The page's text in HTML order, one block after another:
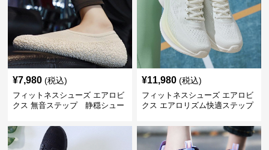
¥7,980 (税込)
フィットネスシューズ エアロビ
クス 無音ステップ 静穏シュー
¥11,980 (税込)
フィットネスシューズ エアロビ
クス エアロリズム快適ステップ